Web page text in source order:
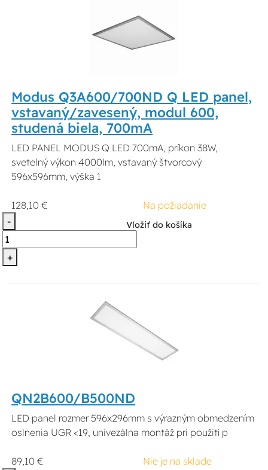
Modus Q3A600/700ND Q LED panel,
vstavaný/zavesený, modul 600,
studená biela, 700mA
LED PANEL MODUS Q LED 700mA, príkon 38W,
svetelný výkon 4000lm, vstavaný štvorcový
596x596mm, výška 1
128,10 €
Na požiadanie
-
+
Vložiť do košíka
QN2B600/B500ND
LED panel rozmer 596x296mm s výrazným obmedzením
oslnenia UGR <19, univezálna montáž pri použití p
89,10 €
Nie je na sklade